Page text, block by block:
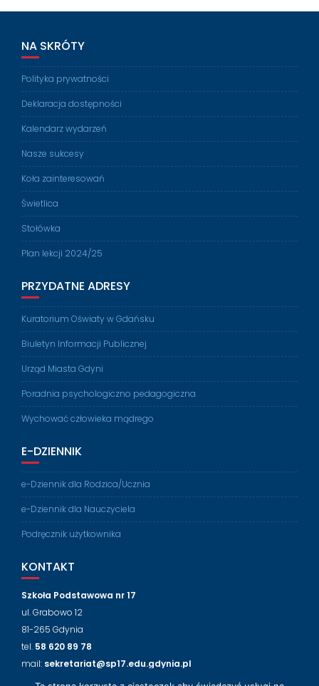
NA SKRÓTY
Polityka prywatności
Deklaracja dostępności
Kalendarz wydarzeń
Nasze sukcesy
Koła zainteresowań
Świetlica
Stołówka
Plan lekcji 2024/25
PRZYDATNE ADRESY
Kuratorium Oświaty w Gdańsku
Biuletyn Informacji Publicznej
Urząd Miasta Gdyni
Poradnia psychologiczno pedagogiczna
Wychować człowieka mądrego
E-DZIENNIK
e-Dziennik dla Rodzica/Ucznia
e-Dziennik dla Nauczyciela
Podręcznik użytkownika
KONTAKT
Szkoła Podstawowa nr 17
ul. Grabowo 12
81-265 Gdynia
tel. 58 620 89 78
mail: sekretariat@sp17.edu.gdynia.pl